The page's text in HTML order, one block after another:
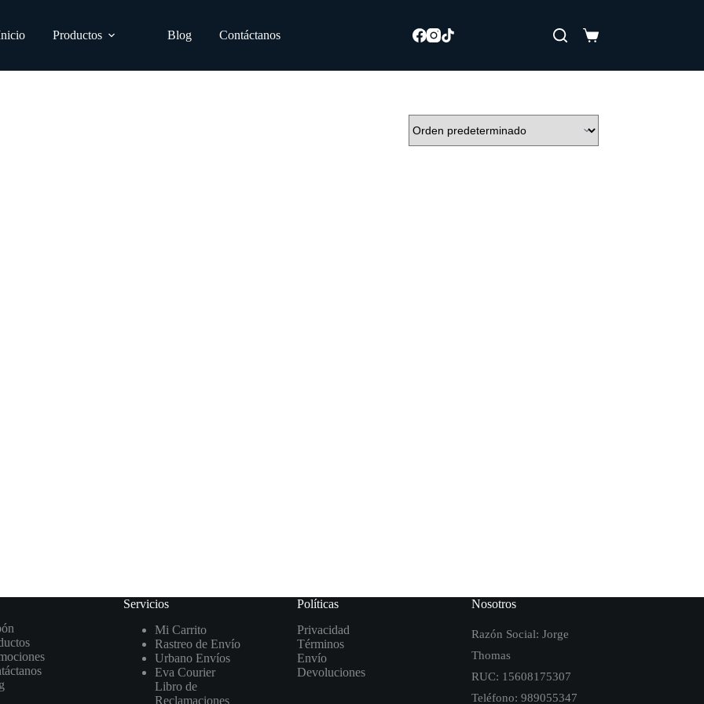
Productos Blog Contáctanos
Carro
compra
Servicios
Mi Carrito
Rastreo de Envío
Urbano Envíos
Eva Courier
Libro de
Reclamaciones
Políticas
Privacidad
Términos
Envío
Devoluciones
Nosotros
Razón Social: Jorge
Thomas
RUC: 15608175307
Teléfono: 989055347